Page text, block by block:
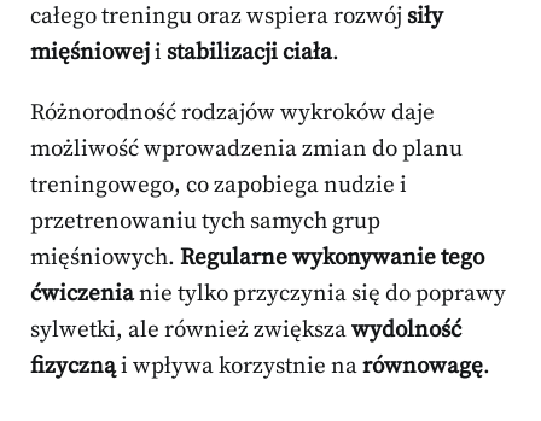
całego treningu oraz wspiera rozwój siły
mięśnioweji stabilizacji ciała.
Różnorodność rodzajów wykroków daje
możliwość wprowadzenia zmian do planu
treningowego, co zapobiega nudzie i
przetrenowaniu tych samych grup
mięśniowych. Regularne wykonywanie tego
ćwiczenianie tylko przyczynia się do poprawy
sylwetki, ale również zwiększawydolność
fizycznąi wpływa korzystnie narównowagę.